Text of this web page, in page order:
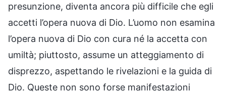
presunzione, diventa ancora più difficile che egli
accetti l’opera nuova di Dio. L’uomo non esamina
l’opera nuova di Dio con cura né la accetta con
umiltà; piuttosto, assume un atteggiamento di
disprezzo, aspettando le rivelazioni e la guida di
Dio. Queste non sono forse manifestazioni